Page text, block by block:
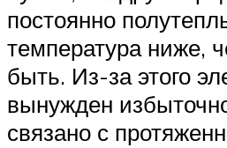
постоянно
температура ниже,
быть. Из-за этого
вынужден
связано с